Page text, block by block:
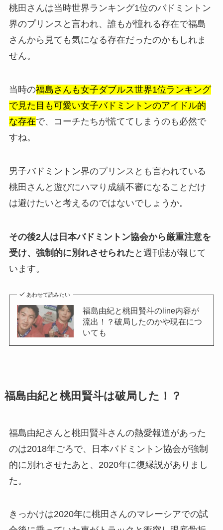
桃田さんは当時世界ランキング1位のバドミントン
界のプリンスと言われ、誰もが憧れる存在で福島
さんから見ても気になる存在だったのかもしれま
せん。
当時の福島さんも女子ダブルス世界1位ランキング
で見た目も可愛い女子バドミントンのアイドル的
な存在で、コーチたちが慌ててしまうのも必然で
すね。
男子バドミントン界のプリンスとも言われている
桃田さんと遊びにハマり成績不審になることだけ
は避けたいと考えるのではないでしょうか。
その後2人は日本バドミントン協会から厳重注意を
受け、強制的に別れさせられた と週刊誌が報じて
います。
あわせて読みたい
福島由紀と桃田賢斗のline内容が
流出！？破局したのかや現在につ
いても
福島由紀と桃田賢斗は破局した！？
福島由紀さんと桃田賢斗さんの熱愛報道があった
のは2018年ごろで、日本バドミントン協会が強制
的に別れさせたあと、2020年に復縁説がありまし
た。
きっかけは2020年に桃田さんのマレーシアでの試